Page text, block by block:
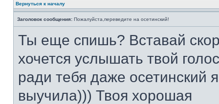
Вернуться к началу
Заголовок сообщения: Пожалуйста,переведите на осетинский!
Ты еще спишь? Вставай
хочется услышать твой
ради тебя даже осетинский
выучила))) Твоя хорошая